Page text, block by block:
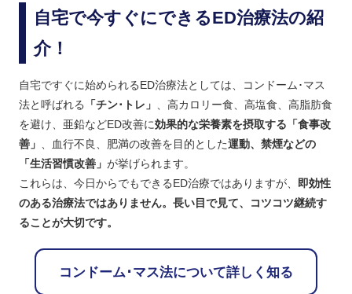
自宅で今すぐにできるED治療法の紹
介！
自宅ですぐに始められるED治療法としては、コンドーム･マス
法と呼ばれる
「チン･トレ」 、高カロリー食、高塩食、高脂肪食
を避け、亜鉛などED改善に効果的な栄養素を摂取する「食事改
善」 、血行不良、肥満の改善を目的とした運動、禁煙などの
「生活習慣改善」 が挙げられます。
これらは、今日からでもできるED治療ではありますが、 即効性
のある治療法ではありません。長い目で見て、コツコツ継続す
ることが大切です。
コンドーム･マス法について詳しく知る